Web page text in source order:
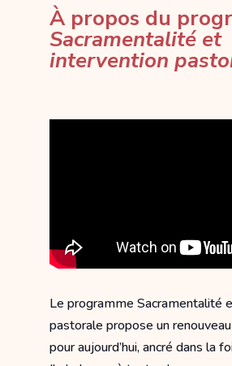
À propos du
Sacramentalité et
intervention
Le programme Sacramentalité
pastorale propose un
pour aujourd’hui, ancré dans la